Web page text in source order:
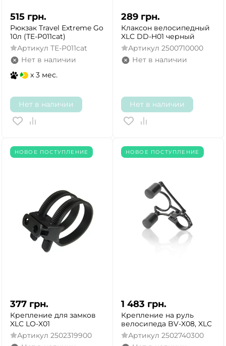
515 грн.
Рюкзак Travel Extreme Go
10л (ТE-Р011cat)
Артикул ТE-Р011cat
Нет в наличии
x 3 мес.
Нет в наличии
289 грн.
Клаксон велосипедный
XLC DD-H01 черный
Артикул 2500710000
Нет в наличии
Нет в наличии
НОВОЕ ПОСТУПЛЕНИЕ
377 грн.
Крепление для замков
XLC LO-X01
Артикул 2502319900
НОВОЕ ПОСТУПЛЕНИЕ
1 483 грн.
Крепление на руль
велосипеда BV-X08, XLC
Артикул 2502740300